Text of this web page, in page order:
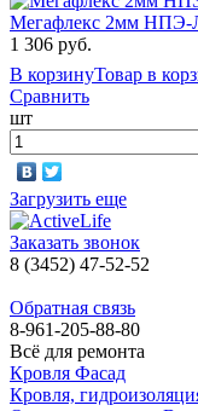
Мегафлекс 2мм НПЭ-
1 306 руб.
В корзинуТовар в
Сравнить
шт
Загрузить еще
Заказать звонок
8 (3452) 47-52-52
Обратная связь
8-961-205-88-80
Всё для ремонта
Кровля Фасад
Кровля,